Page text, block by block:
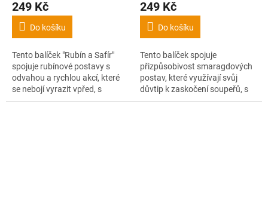
249 Kč
Do košíku
Tento balíček "Rubín a Safír"
spojuje rubínové postavy s
odvahou a rychlou akcí, které
se nebojí vyrazit vpřed, s
chytrými safírovými postavami,
249 Kč
Do košíku
Tento balíček spojuje
přizpůsobivost smaragdových
postav, které využívají svůj
důvtip k zaskočení soupeřů, s
neochvějnou silou oddaných